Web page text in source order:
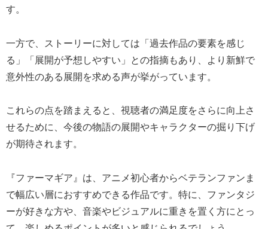
す。
一方で、ストーリーに対しては「過去作品の要素を感じ
る」「展開が予想しやすい」との指摘もあり、より新鮮で
意外性のある展開を求める声が挙がっています。
これらの点を踏まえると、視聴者の満足度をさらに向上さ
せるために、今後の物語の展開やキャラクターの掘り下げ
が期待されます。
『ファーマギア』は、アニメ初心者からベテランファンま
で幅広い層におすすめできる作品です。特に、ファンタジ
ーが好きな方や、音楽やビジュアルに重きを置く方にとっ